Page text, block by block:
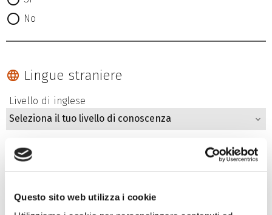
Questo sito web utilizza i cookie
No
Lingue straniere
Livello di inglese
Seleziona il tuo livello di conoscenza
Livello di francese
Seleziona il tuo livello di conoscenza
Livello di tedesco
Seleziona il tuo livello di conoscenza